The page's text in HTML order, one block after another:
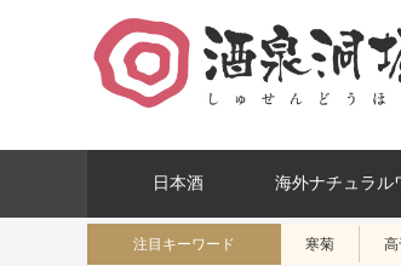
日本酒 海外ナチュラル
注目キーワード 寒菊